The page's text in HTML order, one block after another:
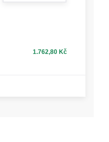
1.762,80 Kč